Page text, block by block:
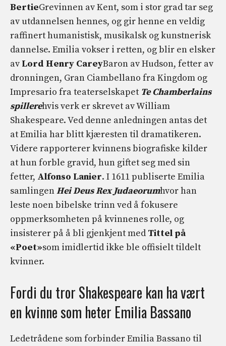
BertieGrevinnen av Kent, som i stor grad tar seg
av utdannelsen hennes, og gir henne en veldig
raffinert humanistisk, musikalsk og kunstnerisk
dannelse. Emilia vokser i retten, og blir en elsker
av Lord Henry CareyBaron av Hudson, fetter av
dronningen, Gran Ciambellano fra Kingdom og
Impresario fra teaterselskapet Te Chamberlains
spillerehvis verk er skrevet av William
Shakespeare. Ved denne anledningen antas det
at Emilia har blitt kjæresten til dramatikeren.
Videre rapporterer kvinnens biografiske kilder
at hun forble gravid, hun giftet seg med sin
fetter, Alfonso Lanier. I 1611 publiserte Emilia
samlingenHei Deus Rex Judaeorumhvor han
leste noen bibelske trinn ved å fokusere
oppmerksomheten på kvinnenes rolle, og
insisterer på å bli gjenkjent med Tittel på
«Poet»som imidlertid ikke ble offisielt tildelt
kvinner.
Fordi du tror Shakespeare kan ha vært
en kvinne som heter Emilia Bassano
Ledetrådene som forbinder Emilia Bassano til